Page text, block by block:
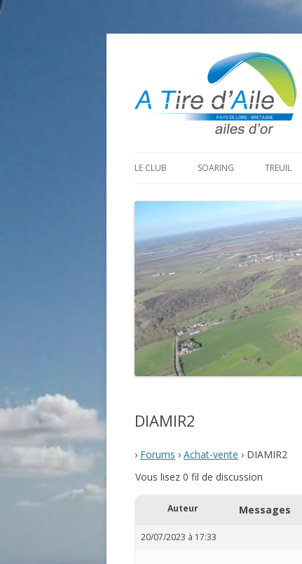
LE CLUB
CONTACT
SOARING
GOHAUD
LE PREDAIRE
LA BOUTINARDIÈRE
AUTRES SITES DE VOL
TREUIL
LE
DIAMIR2
› Forums › Achat-vente › DIAMIR2
Vous lisez 0 fil de discussion
Auteur Messages
20/07/2023 à 17:33